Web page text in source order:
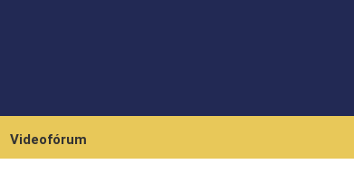
Videofórum